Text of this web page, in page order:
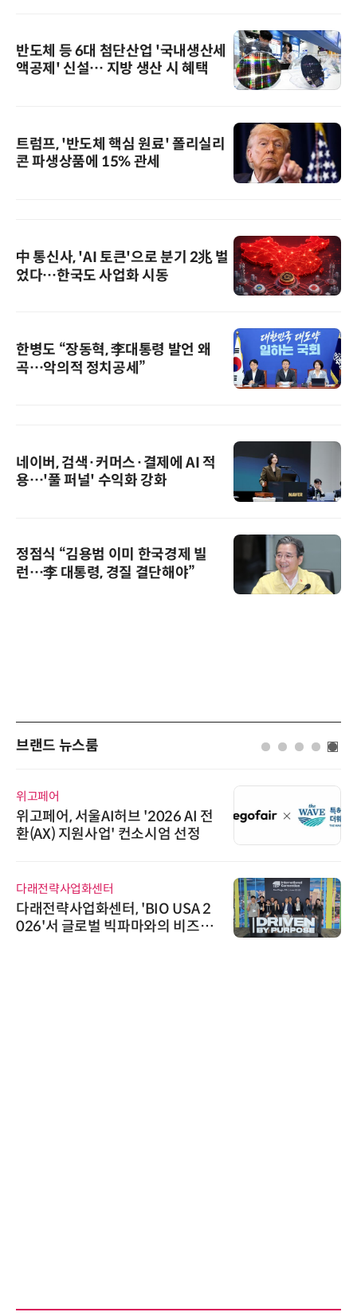
반도체 등 6대 첨단산업 '국내생산세
액공제' 신설… 지방 생산 시 혜택
트럼프, '반도체 핵심 원료' 폴리실리
콘 파생상품에 15% 관세
中 통신사, 'AI 토큰'으로 분기 2兆 벌
었다…한국도 사업화 시동
한병도 “장동혁, 李대통령 발언 왜
곡…악의적 정치공세”
네이버, 검색·커머스·결제에 AI 적
용…'풀 퍼널' 수익화 강화
정점식 “김용범 이미 한국경제 빌
런…李 대통령, 경질 결단해야”
브랜드 뉴스룸
노보센스
노보센스, PWM 고주파 과도 간섭
난제 극복…차량용 전류 감지 증폭
와이즈스톤
와이즈스톤, 마틸로에이아이의 '멀
티모달 생물자원 빅데이터'에 DQ